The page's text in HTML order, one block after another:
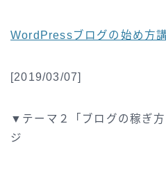
WordPressブログの始め方
[2019/03/07]
▼テーマ２「ブログの稼ぎ
ジ